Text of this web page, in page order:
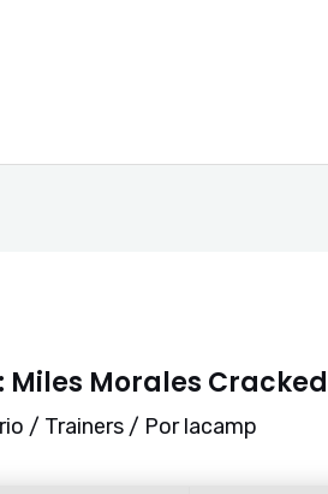
Morales
/ Trainers / Porlacamp